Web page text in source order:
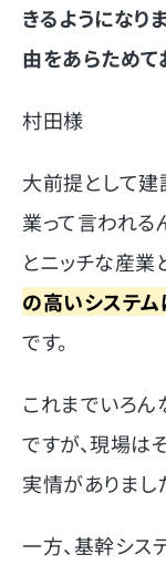
きるようになり
由をあらためて
村田様
大前提として
業って言われる
とニッチな産業
の高いシステ
です。
これまでいろ
ですが、現場は
実情がありまし
一方、基幹シス